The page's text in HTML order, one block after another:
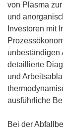
von Plasma
und
Investoren mit
unbeständigen
detaillierte
und
ausführliche
Bei der